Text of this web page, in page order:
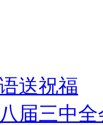
送祝福
届三中全